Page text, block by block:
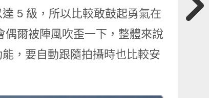
5 級，所以比較敢鼓起勇氣在
爾被陣風吹歪一下，整體來說
，要自動跟隨拍攝時也比較安